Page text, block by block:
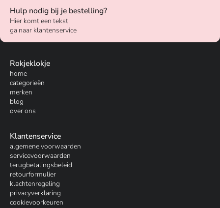
Hulp nodig bij je bestelling?
Hier komt een tekst
ga naar klantenservice
Rokjeklokje
home
categorieën
merken
blog
over ons
Klantenservice
algemene voorwaarden
servicevoorwaarden
terugbetalingsbeleid
retourformulier
klachtenregeling
privacyverklaring
cookievoorkeuren